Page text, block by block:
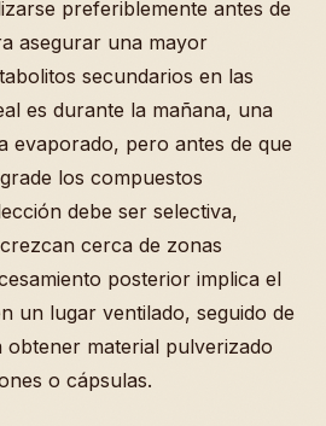
preferiblemente antes de
asegurar una mayor
secundarios en las
es durante la mañana, una
evaporado, pero antes de que
los compuestos
debe ser selectiva,
cerca de zonas
posterior implica el
un lugar ventilado, seguido de
material pulverizado
o cápsulas.